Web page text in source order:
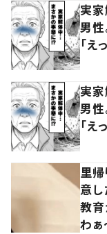
実
男性
「え
実
男性
「え
里
意し
教育
わぁ